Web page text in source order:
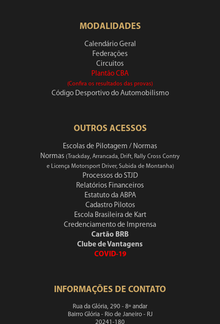
MODALIDADES
Calendário Geral
Federações
Circuitos
Plantão CBA
(Confira os resultados das provas)
Código Desportivo do Automobilismo
OUTROS ACESSOS
Escolas de Pilotagem / Normas
Normas (Trackday, Arrancada, Drift, Rally Cross Contry
e Licença Motorsport Driver, Subida de Montanha)
Processos do STJD
Relatórios Financeiros
Estatuto da ABPA
Cadastro Pilotos
Escola Brasileira de Kart
Credenciamento de Imprensa
Cartão BRB
Clube de Vantagens
COVID-19
INFORMAÇÕES DE CONTATO
Rua da Glória, 290 - 8º andar
Bairro Glória - Rio de Janeiro - RJ
20241-180